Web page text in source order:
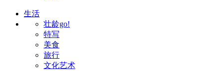
生活
壮龄go!
特写
美食
旅行
文化艺术